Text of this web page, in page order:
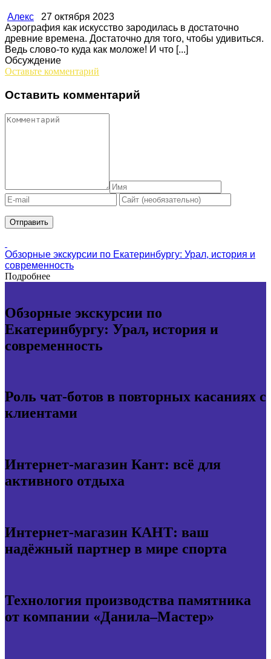
Алекс 27 октября 2023
Аэрография как искусство зародилась в достаточно
древние времена. Достаточно для того, чтобы удивиться.
Ведь слово-то куда как моложе! И что [...]
Обсуждение
Оставьте комментарий
Оставить комментарий
Обзорные экскурсии по Екатеринбургу: Урал, история и
современность
Подробнее
Обзорные экскурсии по
Екатеринбургу: Урал, история и
современность
Роль чат-ботов в повторных касаниях с
клиентами
Интернет-магазин Кант: всё для
активного отдыха
Интернет-магазин КАНТ: ваш
надёжный партнер в мире спорта
Технология производства памятника
от компании «Данила–Мастер»